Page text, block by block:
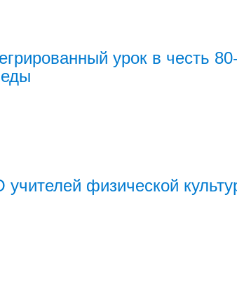
урок в честь
физической